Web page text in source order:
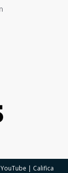
YouTube | Califica